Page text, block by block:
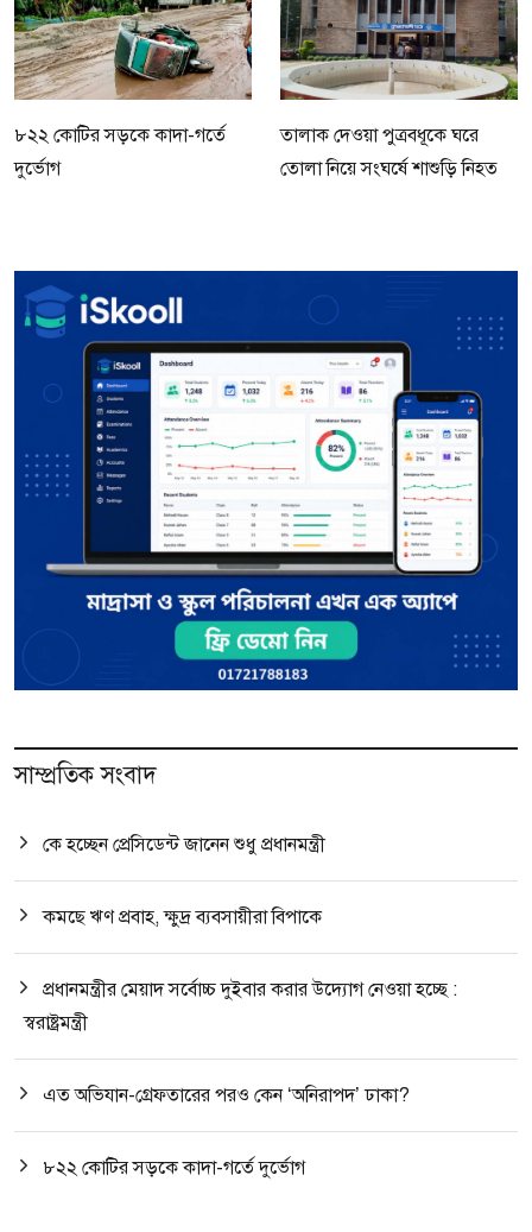
৮২২ কোটির সড়কে কাদা-গর্তে
দুর্ভোগ
তালাক দেওয়া পুত্রবধূকে ঘরে
তোলা নিয়ে সংঘর্ষে শাশুড়ি নিহত
সাম্প্রতিক সংবাদ
কে হচ্ছেন প্রেসিডেন্ট জানেন শুধু প্রধানমন্ত্রী
কমছে ঋণ প্রবাহ, ক্ষুদ্র ব্যবসায়ীরা বিপাকে
প্রধানমন্ত্রীর মেয়াদ সর্বোচ্চ দুইবার করার উদ্যোগ নেওয়া হচ্ছে :
স্বরাষ্ট্রমন্ত্রী
এত অভিযান-গ্রেফতারের পরও কেন ‘অনিরাপদ’ ঢাকা?
৮২২ কোটির সড়কে কাদা-গর্তে দুর্ভোগ